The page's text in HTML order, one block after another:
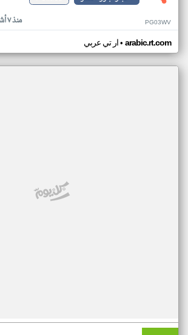
منذ ٧ أشهر PG03WV
ار تي عربي• arabic.rt.com